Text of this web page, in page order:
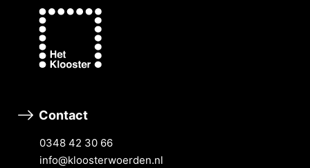
Contact
0348 42 30 66
info@kloosterwoerden.nl